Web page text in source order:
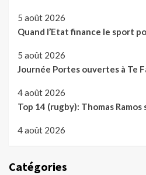
5 août 2026
Quand l’Etat finance le sport
5 août 2026
Journée Portes ouvertes à Te
4 août 2026
Top 14 (rugby): Thomas Ramos
4 août 2026
Catégories